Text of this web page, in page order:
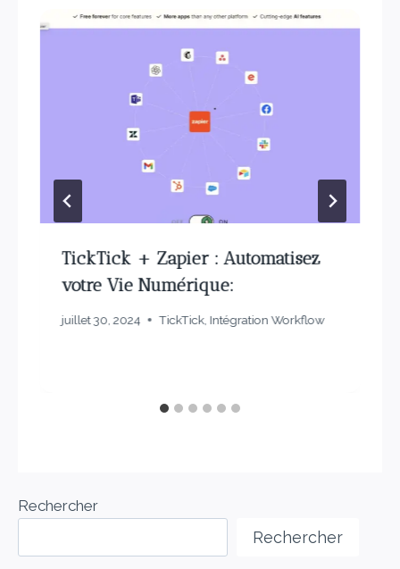
TickTick + Zapier : Automatisez
votre Vie Numérique:
juillet 30, 2024 TickTick, Intégration Workflow
Rechercher
Rechercher